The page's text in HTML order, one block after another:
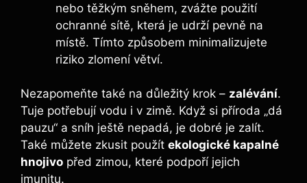
nebo těžkým sněhem, zvážte použití
ochranné sítě, která je udrží pevně na
místě. Tímto způsobem minimalizujete
riziko zlomení větví.
Nezapomeňte také na důležitý krok – zalévání.
Tuje potřebují vodu i v zimě. Když si příroda „dá
pauzu“ a sníh ještě nepadá, je dobré je zalít.
Také můžete zkusit použít ekologické kapalné
hnojivo před zimou, které podpoří jejich
imunitu.